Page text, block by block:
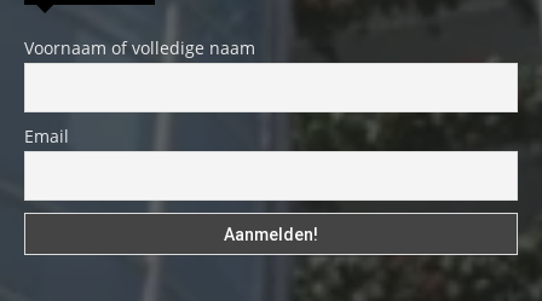
Voornaam of volledige naam
Email